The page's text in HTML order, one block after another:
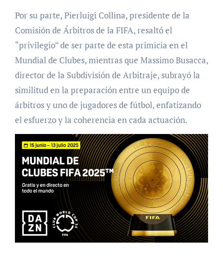
Por su parte, Pierluigi Collina, presidente de la
Comisión de Árbitros de la FIFA, resaltó el
“privilegio” de ser parte de esta primicia en el
Mundial de Clubes, mientras que Massimo Busacca,
director de la Subdivisión de Arbitraje, subrayó la
similitud en la preparación entre un equipo de
árbitros y uno de jugadores de fútbol, enfatizando
el esfuerzo y la coherencia en cada actuación.